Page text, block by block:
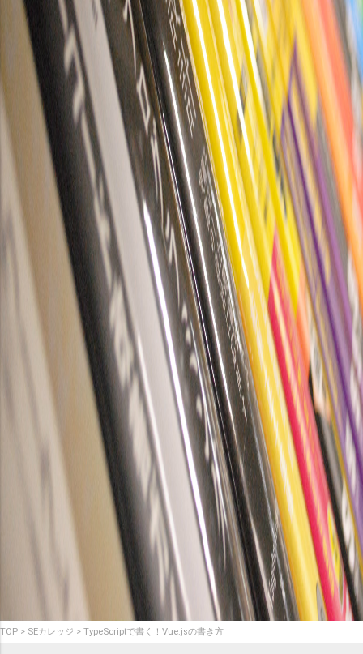
TOP SEカレッジ TypeScriptで書く！Vue.jsの書き方